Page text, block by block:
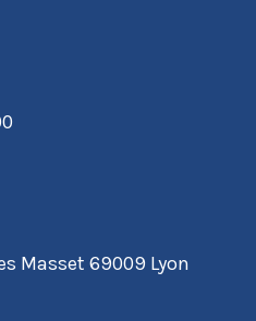
Masset 69009 Lyon